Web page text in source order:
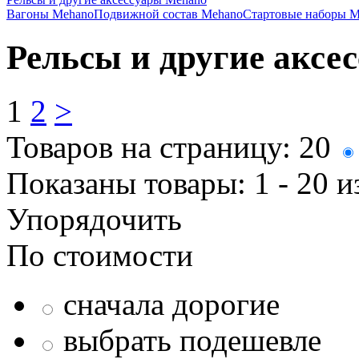
Вагоны MehanoПодвижной состав MehanoСтартовые наборы
Рельсы и другие
1 2 >
Товаров на страницу: 20
Показаны товары: 1 - 20
Упорядочить
По стоимости
сначала дорогие
выбрать подешевле